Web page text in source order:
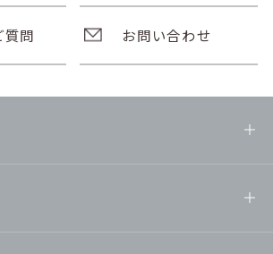
質問 お問い合わせ